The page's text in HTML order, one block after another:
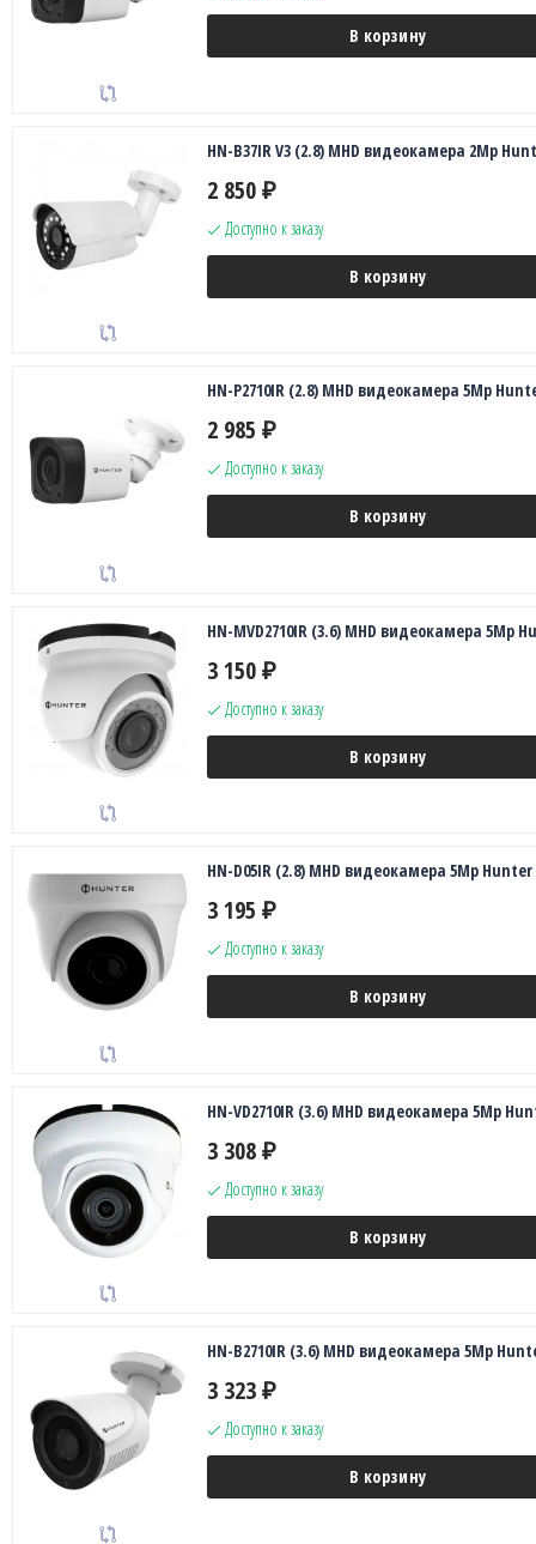
В корзину
HN-B37IR V3 (2.8) MHD видеокамера 2Mp
2 850 ₽
Доступно к заказу
В корзину
HN-P2710IR (2.8) MHD видеокамера 5Mp
2 985 ₽
Доступно к заказу
В корзину
HN-MVD2710IR (3.6) MHD видеокамера 5Mp
3 150 ₽
Доступно к заказу
В корзину
HN-D05IR (2.8) MHD видеокамера 5Mp Hunter
3 195 ₽
Доступно к заказу
В корзину
HN-VD2710IR (3.6) MHD видеокамера 5Mp
3 308 ₽
Доступно к заказу
В корзину
HN-B2710IR (3.6) MHD видеокамера 5Mp
3 323 ₽
Доступно к заказу
В корзину